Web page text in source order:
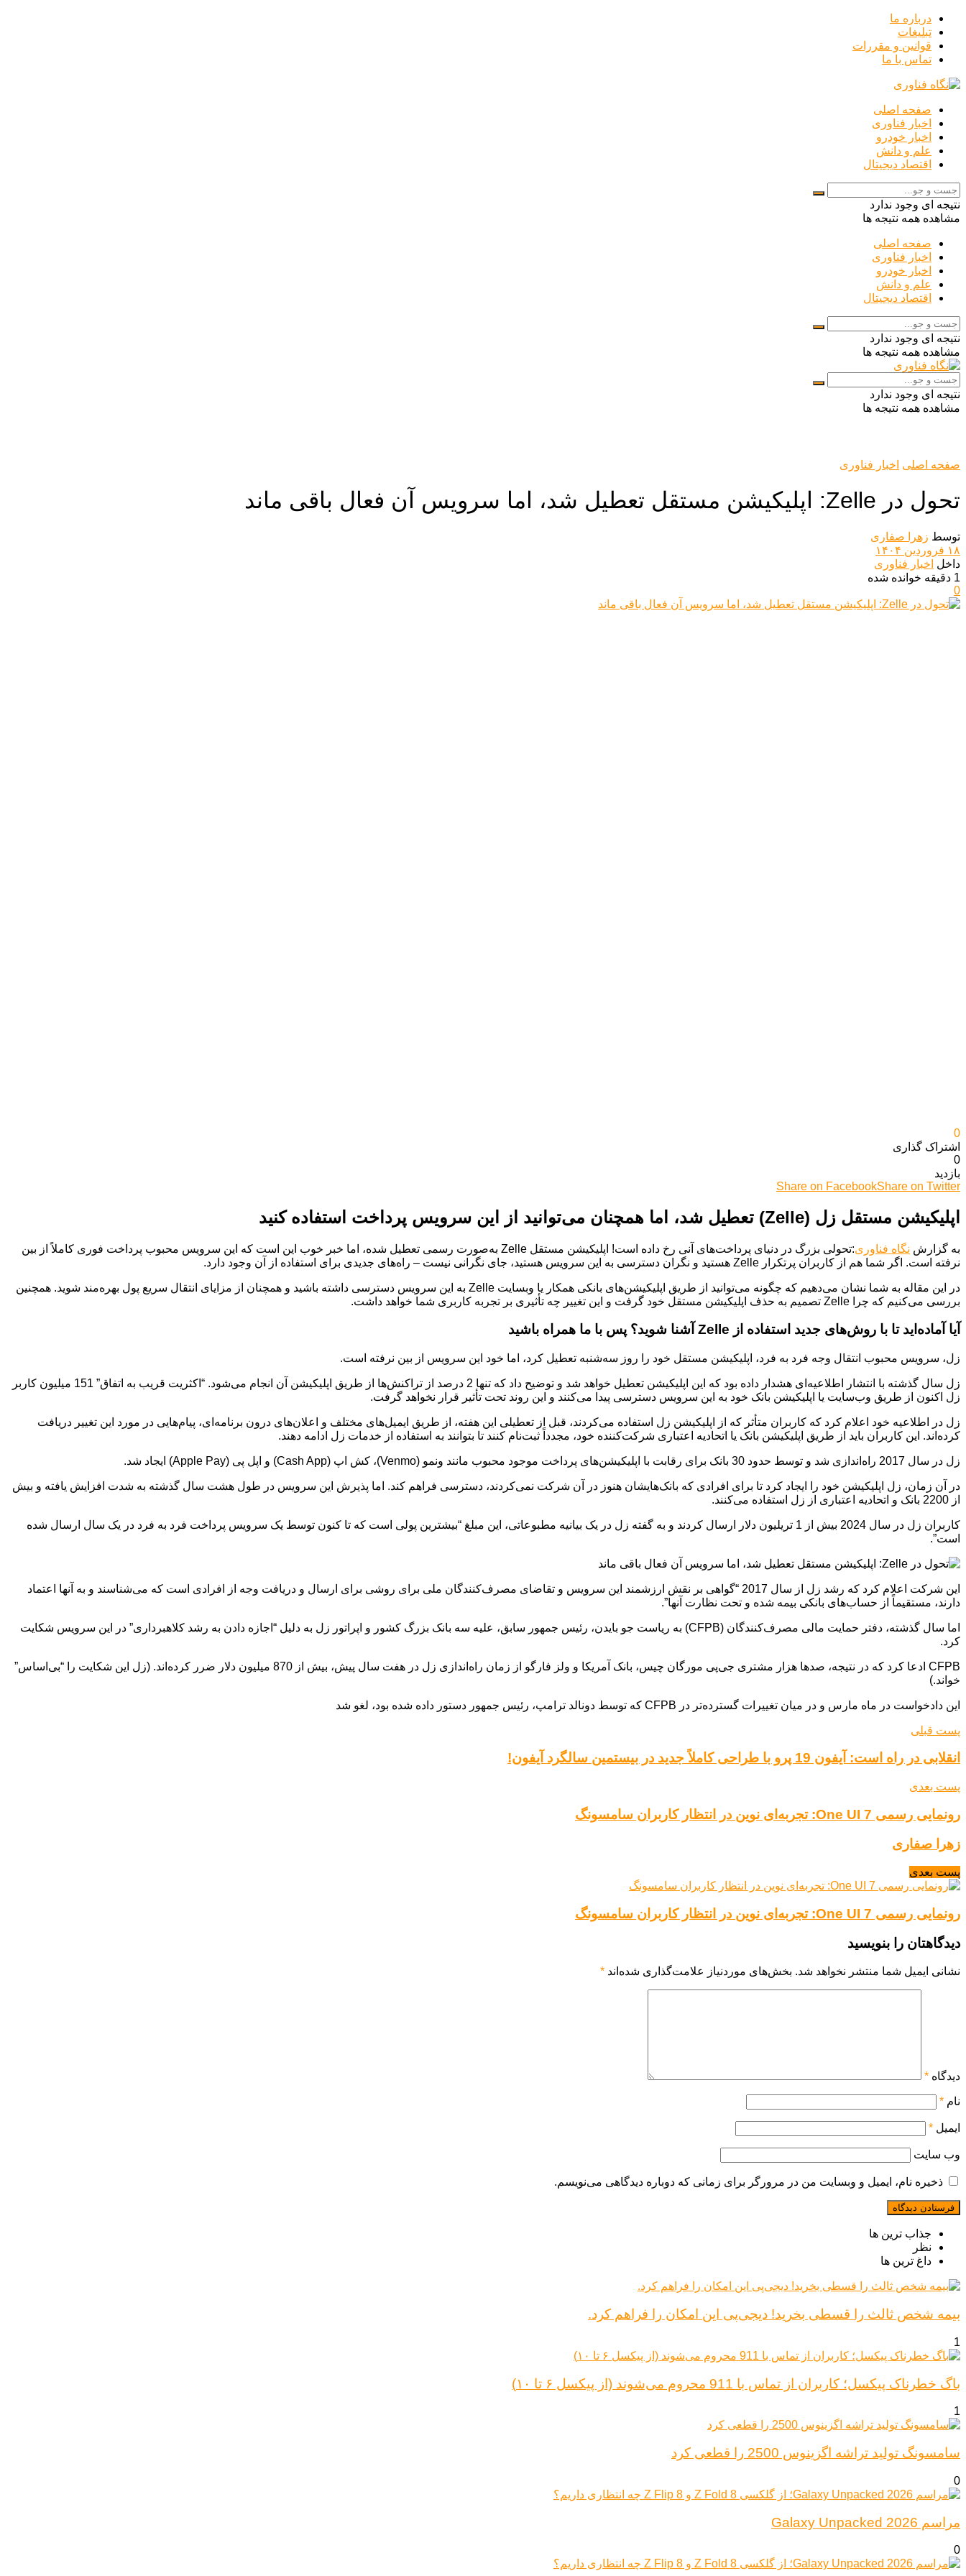
درباره ما
تبلیغات
قوانین و مقررات
تماس با ما
صفحه اصلی
اخبار فناوری
اخبار خودرو
علم و دانش
اقتصاد دیجیتال
نتیجه ای وجود ندارد
مشاهده همه نتیجه ها
صفحه اصلی
اخبار فناوری
اخبار خودرو
علم و دانش
اقتصاد دیجیتال
نتیجه ای وجود ندارد
مشاهده همه نتیجه ها
نتیجه ای وجود ندارد
مشاهده همه نتیجه ها
صفحه اصلی اخبار فناوری
تحول در Zelle: اپلیکیشن مستقل تعطیل شد، اما سرویس آن فعال باقی ماند
توسط زهرا صفاری
۱۸ فروردین ۱۴۰۴
داخل اخبار فناوری
1 دقیقه خوانده شده
0
0
اشتراک گذاری‌
0
بازدید
Share on FacebookShare on Twitter
اپلیکیشن مستقل زل (Zelle) تعطیل شد، اما همچنان می‌توانید از این سرویس پرداخت استفاده کنید
به گزارش نگاه فناوری
:تحولی بزرگ در دنیای پرداخت‌های آنی رخ داده است! اپلیکیشن مستقل Zelle به‌صورت رسمی تعطیل شده، اما خبر خوب این است که این سرویس محبوب پرداخت فوری کاملاً از بین
نرفته است. اگر شما هم از کاربران پرتکرار Zelle هستید و نگران دسترسی به این سرویس هستید، جای نگرانی نیست – راه‌های جدیدی برای استفاده از آن وجود دارد.
در این مقاله به شما نشان می‌دهیم که چگونه می‌توانید از طریق اپلیکیشن‌های بانکی همکار یا وبسایت Zelle به این سرویس دسترسی داشته باشید و همچنان از مزایای انتقال سریع پول بهره‌مند شوید. همچنین
بررسی می‌کنیم که چرا Zelle تصمیم به حذف اپلیکیشن مستقل خود گرفت و این تغییر چه تأثیری بر تجربه کاربری شما خواهد داشت.
آیا آماده‌اید تا با روش‌های جدید استفاده از Zelle آشنا شوید؟ پس با ما همراه باشید
زل، سرویس محبوب انتقال وجه فرد به فرد، اپلیکیشن مستقل خود را روز سه‌شنبه تعطیل کرد، اما خود این سرویس از بین نرفته است.
زل سال گذشته با انتشار اطلاعیه‌ای هشدار داده بود که این اپلیکیشن تعطیل خواهد شد و توضیح داد که تنها 2 درصد از تراکنش‌ها از طریق اپلیکیشن آن انجام می‌شود. “اکثریت قریب به اتفاق” 151 میلیون کاربر
زل اکنون از طریق وب‌سایت یا اپلیکیشن بانک خود به این سرویس دسترسی پیدا می‌کنند و این روند تحت تأثیر قرار نخواهد گرفت.
زل در اطلاعیه خود اعلام کرد که کاربران متأثر که از اپلیکیشن زل استفاده می‌کردند، قبل از تعطیلی این هفته، از طریق ایمیل‌های مختلف و اعلان‌های درون برنامه‌ای، پیام‌هایی در مورد این تغییر دریافت
کرده‌اند. این کاربران باید از طریق اپلیکیشن بانک یا اتحادیه اعتباری شرکت‌کننده خود، مجدداً ثبت‌نام کنند تا بتوانند به استفاده از خدمات زل ادامه دهند.
زل در سال 2017 راه‌اندازی شد و توسط حدود 30 بانک برای رقابت با اپلیکیشن‌های پرداخت موجود محبوب مانند ونمو (Venmo)، کش اپ (Cash App) و اپل پی (Apple Pay) ایجاد شد.
در آن زمان، زل اپلیکیشن خود را ایجاد کرد تا برای افرادی که بانک‌هایشان هنوز در آن شرکت نمی‌کردند، دسترسی فراهم کند. اما پذیرش این سرویس در طول هشت سال گذشته به شدت افزایش یافته و بیش
از 2200 بانک و اتحادیه اعتباری از زل استفاده می‌کنند.
کاربران زل در سال 2024 بیش از 1 تریلیون دلار ارسال کردند و به گفته زل در یک بیانیه مطبوعاتی، این مبلغ “بیشترین پولی است که تا کنون توسط یک سرویس پرداخت فرد به فرد در یک سال ارسال شده
است”.
این شرکت اعلام کرد که رشد زل از سال 2017 “گواهی بر نقش ارزشمند این سرویس و تقاضای مصرف‌کنندگان ملی برای روشی برای ارسال و دریافت وجه از افرادی است که می‌شناسند و به آنها اعتماد
دارند، مستقیماً از حساب‌های بانکی بیمه شده و تحت نظارت آنها”.
اما سال گذشته، دفتر حمایت مالی مصرف‌کنندگان (CFPB) به ریاست جو بایدن، رئیس جمهور سابق، علیه سه بانک بزرگ کشور و اپراتور زل به دلیل “اجازه دادن به رشد کلاهبرداری” در این سرویس شکایت
کرد.
CFPB ادعا کرد که در نتیجه، صدها هزار مشتری جی‌پی مورگان چیس، بانک آمریکا و ولز فارگو از زمان راه‌اندازی زل در هفت سال پیش، بیش از 870 میلیون دلار ضرر کرده‌اند. (زل این شکایت را “بی‌اساس”
خواند.)
این دادخواست در ماه مارس و در میان تغییرات گسترده‌تر در CFPB که توسط دونالد ترامپ، رئیس جمهور دستور داده شده بود، لغو شد
پست قبلی
انقلابی در راه است: آیفون 19 پرو با طراحی کاملاً جدید در بیستمین سالگرد آیفون!
پست بعدی
رونمایی رسمی One UI 7: تجربه‌ای نوین در انتظار کاربران سامسونگ
زهرا صفاری
پست بعدی
رونمایی رسمی One UI 7: تجربه‌ای نوین در انتظار کاربران سامسونگ
دیدگاهتان را بنویسید
نشانی ایمیل شما منتشر نخواهد شد. بخش‌های موردنیاز علامت‌گذاری شده‌اند *
دیدگاه *
نام *
ایمیل *
وب‌ سایت
ذخیره نام، ایمیل و وبسایت من در مرورگر برای زمانی که دوباره دیدگاهی می‌نویسم.
جذاب ترین ها
نظر
داغ ترین ها
بیمه شخص ثالث را قسطی بخرید! دیجی‌پی این امکان را فراهم کرد.
1
باگ خطرناک پیکسل؛ کاربران از تماس با 911 محروم می‌شوند (از پیکسل ۶ تا ۱۰)
1
سامسونگ تولید تراشه اگزینوس 2500 را قطعی کرد
0
مراسم Galaxy Unpacked 2026
0